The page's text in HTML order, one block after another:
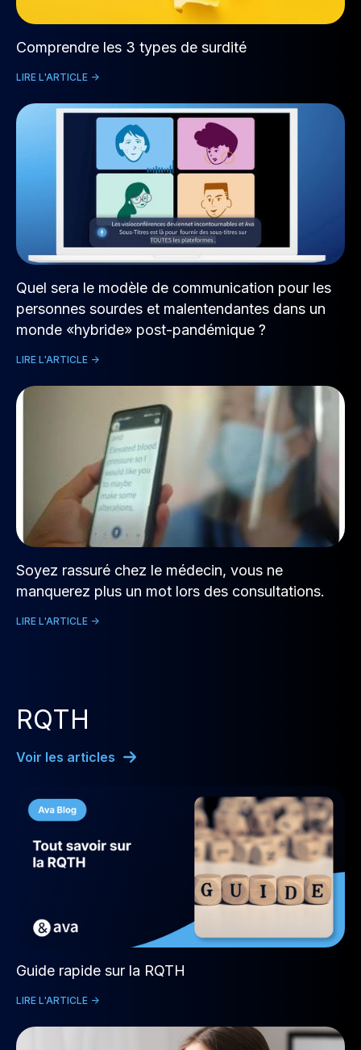
Comprendre les 3 types de surdité
LIRE L'ARTICLE ->
Quel sera le modèle de communication pour les
personnes sourdes et malentendantes dans un
monde «hybride» post-pandémique ?
LIRE L'ARTICLE ->
Soyez rassuré chez le médecin, vous ne
manquerez plus un mot lors des consultations.
LIRE L'ARTICLE ->
RQTH
Voir les articles
Guide rapide sur la RQTH
LIRE L'ARTICLE ->